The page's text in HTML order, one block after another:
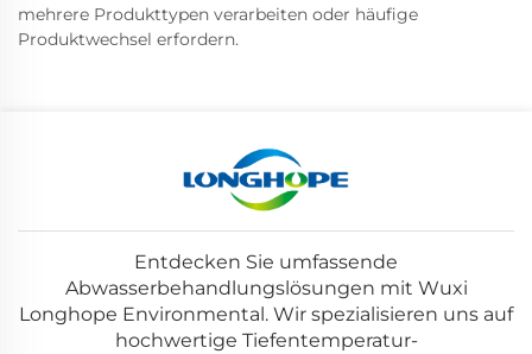
mehrere Produkttypen verarbeiten oder häufige
Produktwechsel erfordern.
Entdecken Sie umfassende
Abwasserbehandlungslösungen mit Wuxi
Longhope Environmental. Wir spezialisieren uns auf
hochwertige Tiefentemperatur-